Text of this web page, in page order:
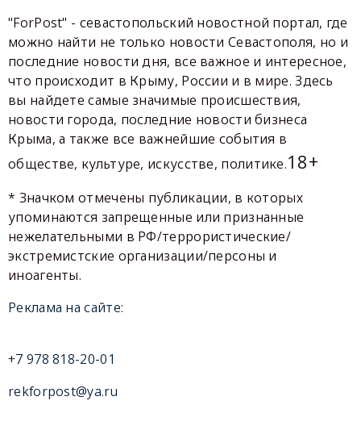
"ForPost" - севастопольский новостной портал, где
можно найти не только новости Севастополя, но и
последние новости дня, все важное и интересное,
что происходит в Крыму, России и в мире. Здесь
вы найдете самые значимые происшествия,
новости города, последние новости бизнеса
Крыма, а также все важнейшие события в
обществе, культуре, искусстве, политике.18+
* Значком отмечены публикации, в которых
упоминаются запрещенные или признанные
нежелательными в РФ/террористические/
экстремистские организации/персоны и
иноагенты.
Реклама на сайте:
+7 978 818-20-01
rekforpost@ya.ru